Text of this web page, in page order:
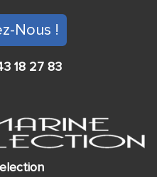
Nous !
18 27 83